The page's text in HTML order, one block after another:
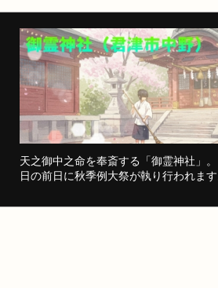
天之御中之命を奉斎する「御霊神社」
日の前日に秋季例大祭が執り行われます